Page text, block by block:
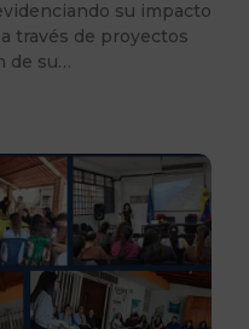
su impacto
través de proyectos
de su…